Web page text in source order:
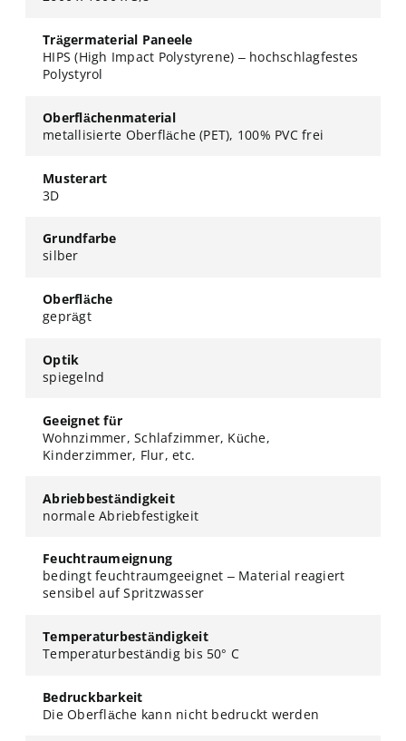
Trägermaterial Paneele
HIPS (High Impact Polystyrene) – hochschlagfestes
Polystyrol
Oberflächenmaterial
metallisierte Oberfläche (PET), 100% PVC frei
Musterart
3D
Grundfarbe
silber
Oberfläche
geprägt
Optik
spiegelnd
Geeignet für
Wohnzimmer, Schlafzimmer, Küche,
Kinderzimmer, Flur, etc.
Abriebbeständigkeit
normale Abriebfestigkeit
Feuchtraumeignung
bedingt feuchtraumgeeignet – Material reagiert
sensibel auf Spritzwasser
Temperaturbeständigkeit
Temperaturbeständig bis 50° C
Bedruckbarkeit
Die Oberfläche kann nicht bedruckt werden